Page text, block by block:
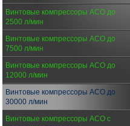
Винтовые компрессоры АСО до
2500 л/мин
Винтовые компрессоры АСО до
7500 л/мин
Винтовые компрессоры АСО до
12000 л/мин
Винтовые компрессоры АСО до
30000 л/мин
Винтовые компрессоры АСО с